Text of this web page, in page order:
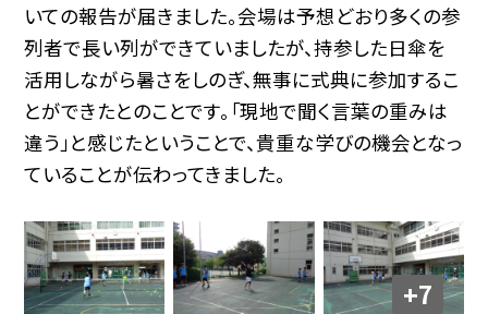
いての報告が届きました。会場は予想どおり多くの参
列者で長い列ができていましたが、持参した日傘を
活用しながら暑さをしのぎ、無事に式典に参加するこ
とができたとのことです。「現地で聞く言葉の重みは
違う」と感じたということで、貴重な学びの機会となっ
ていることが伝わってきました。
+7